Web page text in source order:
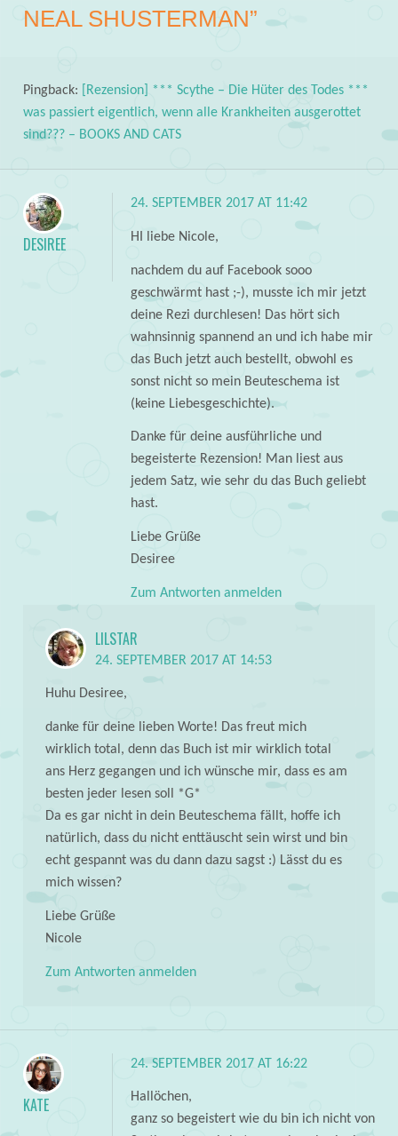
NEAL SHUSTERMAN”
Pingback:
[Rezension] *** Scythe – Die Hüter des Todes ***
was passiert eigentlich, wenn alle Krankheiten ausgerottet
sind??? – BOOKS AND CATS
DESIREE
24. SEPTEMBER 2017 AT 11:42
HI liebe Nicole,
nachdem du auf Facebook sooo
geschwärmt hast ;-), musste ich mir jetzt
deine Rezi durchlesen! Das hört sich
wahnsinnig spannend an und ich habe mir
das Buch jetzt auch bestellt, obwohl es
sonst nicht so mein Beuteschema ist
(keine Liebesgeschichte).
Danke für deine ausführliche und
begeisterte Rezension! Man liest aus
jedem Satz, wie sehr du das Buch geliebt
hast.
Liebe Grüße
Desiree
Zum Antworten anmelden
LILSTAR
24. SEPTEMBER 2017 AT 14:53
Huhu Desiree,
danke für deine lieben Worte! Das freut mich
wirklich total, denn das Buch ist mir wirklich total
ans Herz gegangen und ich wünsche mir, dass es am
besten jeder lesen soll *G*
Da es gar nicht in dein Beuteschema fällt, hoffe ich
natürlich, dass du nicht enttäuscht sein wirst und bin
echt gespannt was du dann dazu sagst :) Lässt du es
mich wissen?
Liebe Grüße
Nicole
Zum Antworten anmelden
KATE
24. SEPTEMBER 2017 AT 16:22
Hallöchen,
ganz so begeistert wie du bin ich nicht von